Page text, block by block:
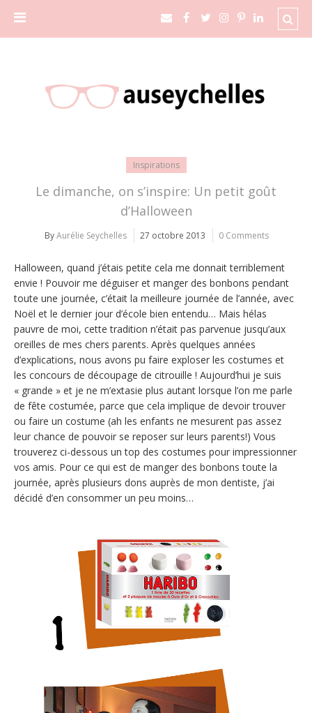
Inspirations
Le dimanche, on s’inspire: Un petit goût
d’Halloween
ByAurélie Seychelles 27 octobre 2013 0 Comments
Halloween, quand j’étais petite cela me donnait terriblement
envie ! Pouvoir me déguiser et manger des bonbons pendant
toute une journée, c’était la meilleure journée de l’année, avec
Noël et le dernier jour d’école bien entendu… Mais hélas
pauvre de moi, cette tradition n’était pas parvenue jusqu’aux
oreilles de mes chers parents. Après quelques années
d’explications, nous avons pu faire exploser les costumes et
les concours de découpage de citrouille ! Aujourd’hui je suis
« grande » et je ne m’extasie plus autant lorsque l’on me parle
de fête costumée, parce que cela implique de devoir trouver
ou faire un costume (ah les enfants ne mesurent pas assez
leur chance de pouvoir se reposer sur leurs parents!) Vous
trouverez ci-dessous un top des costumes pour impressionner
vos amis. Pour ce qui est de manger des bonbons toute la
journée, après plusieurs dons auprès de mon dentiste, j’ai
décidé d’en consommer un peu moins…